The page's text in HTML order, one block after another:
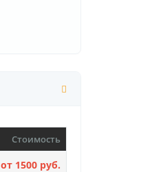
Стоимость
от 1500 руб.